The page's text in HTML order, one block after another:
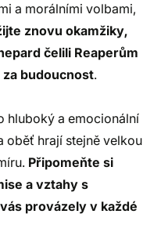
a morálními volbami,
znovu okamžiky,
čelili Reaperům
budoucnost.
hluboký a emocionální
oběť hrají stejně velkou
Připomeňte si
a vztahy s
provázely v každé